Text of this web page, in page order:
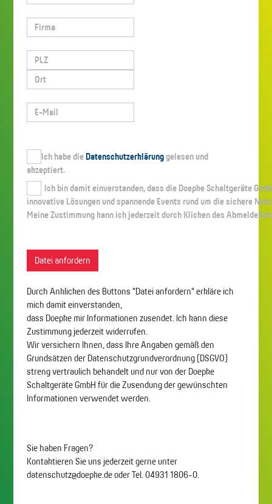
Ich habe dieDatenschutzerklärunggelesen und
akzeptiert.
Ich bin damit einverstanden, dass die Doepke Schaltgeräte
innovative Lösungen und spannende Events rund um die sichere
Meine Zustimmung kann ich jederzeit durch Klicken des
Datei anfordern
Durch Anklicken des Buttons "Datei anfordern" erkläre ich
mich damit einverstanden,
dass Doepke mir Informationen zusendet. Ich kann diese
Zustimmung jederzeit widerrufen.
Wir versichern Ihnen, dass Ihre Angaben gemäß den
Grundsätzen der Datenschutzgrundverordnung (DSGVO)
streng vertraulich behandelt und nur von der Doepke
Schaltgeräte GmbH für die Zusendung der gewünschten
Informationen verwendet werden.
Sie haben Fragen?
Kontaktieren Sie uns jederzeit gerne unter
datenschutz@doepke.de oder Tel. 04931 1806-0.